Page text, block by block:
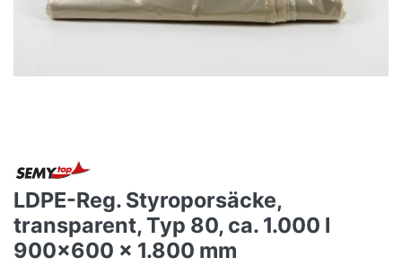
LDPE-Reg. Styroporsäcke,
transparent, Typ 80, ca. 1.000 l
900x600 x 1.800 mm